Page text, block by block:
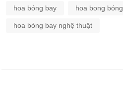
hoa bóng bay hoa bong bóng
hoa bóng bay nghệ thuật